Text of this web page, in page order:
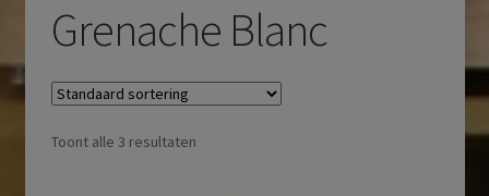
Grenache Blanc
Toont alle 3 resultaten